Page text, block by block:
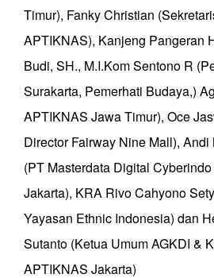
Timur), Fanky Christian
APTIKNAS), Kanjeng Pangeran
Budi, SH., M.I.Kom Sentono R
Surakarta, Pemerhati Budaya,)
APTIKNAS Jawa Timur), Oce
Director Fairway Nine Mall),
(PT Masterdata Digital
Jakarta), KRA Rivo Cahyono
Yayasan Ethnic Indonesia) dan
Sutanto (Ketua Umum AGKDI &
APTIKNAS Jakarta)